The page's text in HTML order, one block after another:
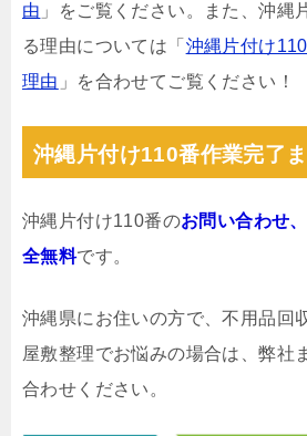
由 」をご覧ください。また、沖縄
る理由については「 沖縄片付け
理由 」を合わせてご覧ください！
沖縄片付け110番作業完了
沖縄片付け110番のお問い合わせ
全無料です。
沖縄県にお住いの方で、不用品回
屋敷整理でお悩みの場合は、弊社
合わせください。